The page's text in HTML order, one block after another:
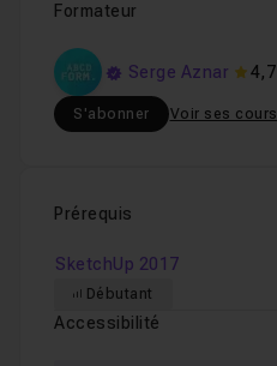
Formateur
Serge Aznar 4,7
S'abonner Voir ses cours
Prérequis
SketchUp 2017
Débutant
Accessibilité